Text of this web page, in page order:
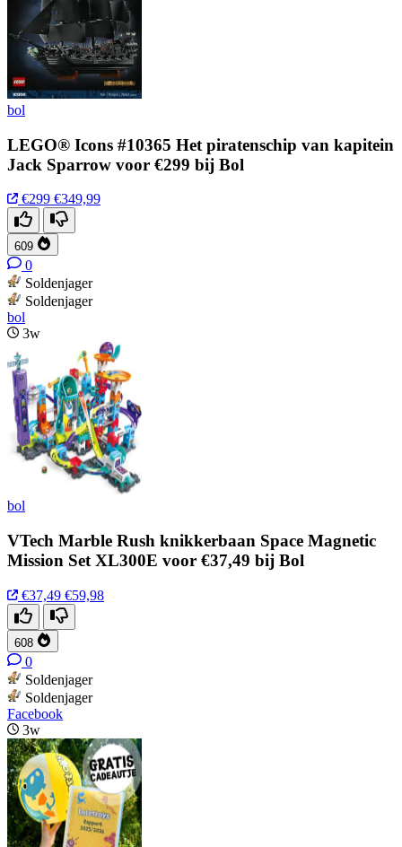
bol
LEGO® Icons #10365 Het piratenschip van kapitein
Jack Sparrow voor €299 bij Bol
€299 €349,99
609
0
Soldenjager
Soldenjager
bol
3w
bol
VTech Marble Rush knikkerbaan Space Magnetic
Mission Set XL300E voor €37,49 bij Bol
€37,49 €59,98
608
0
Soldenjager
Soldenjager
Facebook
3w